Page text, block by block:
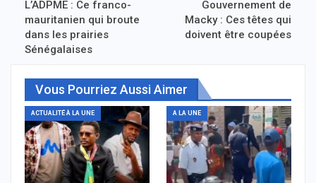
L’ADPME : Ce franco-
mauritanien qui broute
dans les prairies
Sénégalaises
Gouvernement de
Macky : Ces têtes qui
doivent être coupées
Vous Pourriez Aussi Aimer
ACTUALITÉ À LA UNE A LA UNE